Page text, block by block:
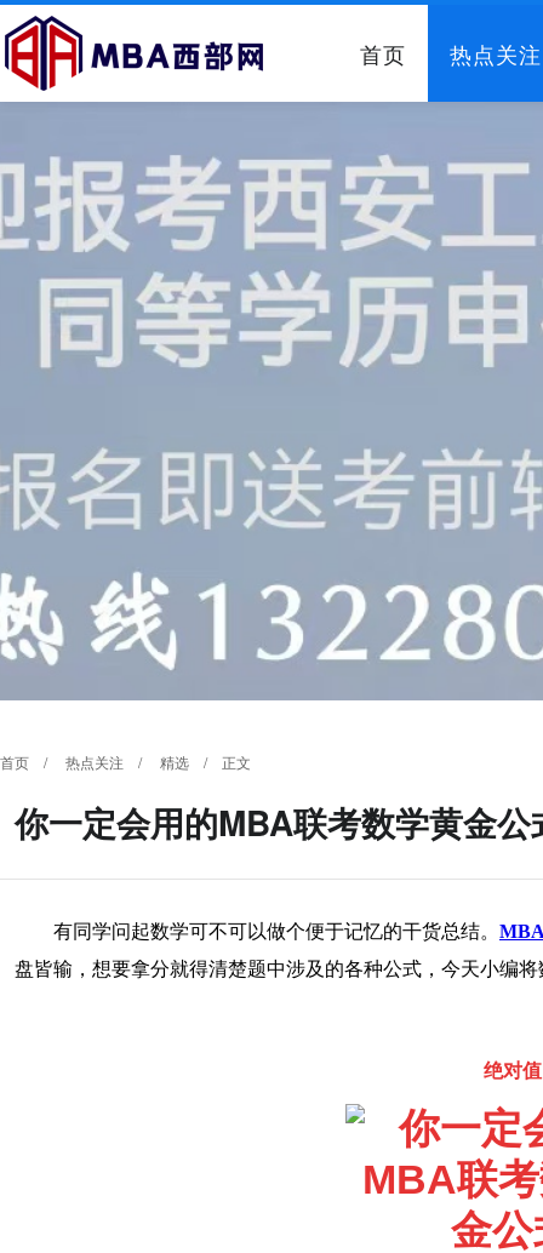
首页 热点关注
首页 / 热点关注 / 精选 / 正文
你一定会用的MBA联考数学黄金公
有同学问起数学可不可以做个便于记忆的干货总结。
盘皆输，想要拿分就得清楚题中涉及的各种公式，今天小编
绝对值